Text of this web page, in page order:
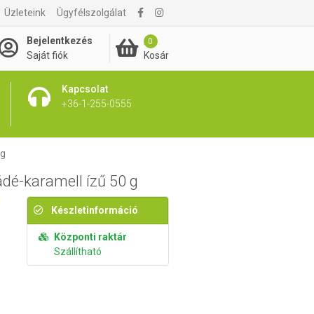
Üzleteink Ügyfélszolgálat
Bejelentkezés
Saját fiók
0
Kosár
Kapcsolat
+36-1-255-0555
650 Ft Kosárba rakom
karamell ízű 50 g
Készletinformáció
Központi raktár
Szállítható